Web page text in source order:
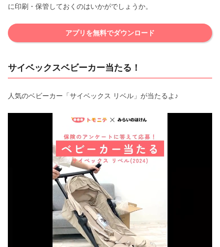
に印刷・保管しておくのはいかがでしょうか。
アプリを無料でダウンロード
サイベックスベビーカー当たる！
人気のベビーカー「サイベックス リベル」が当たるよ♪